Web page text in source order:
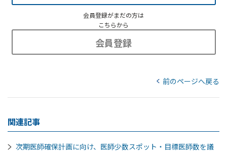
会員登録がまだの方は
こちらから
会員登録
前のページへ戻る
関連記事
次期医師確保計画に向け、医師少数スポット・目標医師数を議